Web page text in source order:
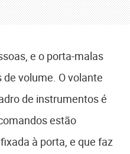
e o porta-malas
volume. O volante
de instrumentos é
estão
à porta, e que faz